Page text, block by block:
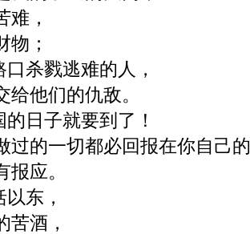
难，
物；
杀戮逃难的人，
给他们的仇敌。
日子就要到了！
过的一切都必回报在你自己
应。
东，
苦酒，